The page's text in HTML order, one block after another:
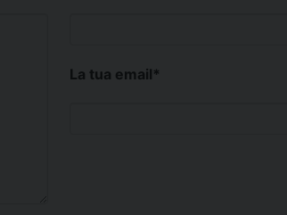
La tua email*